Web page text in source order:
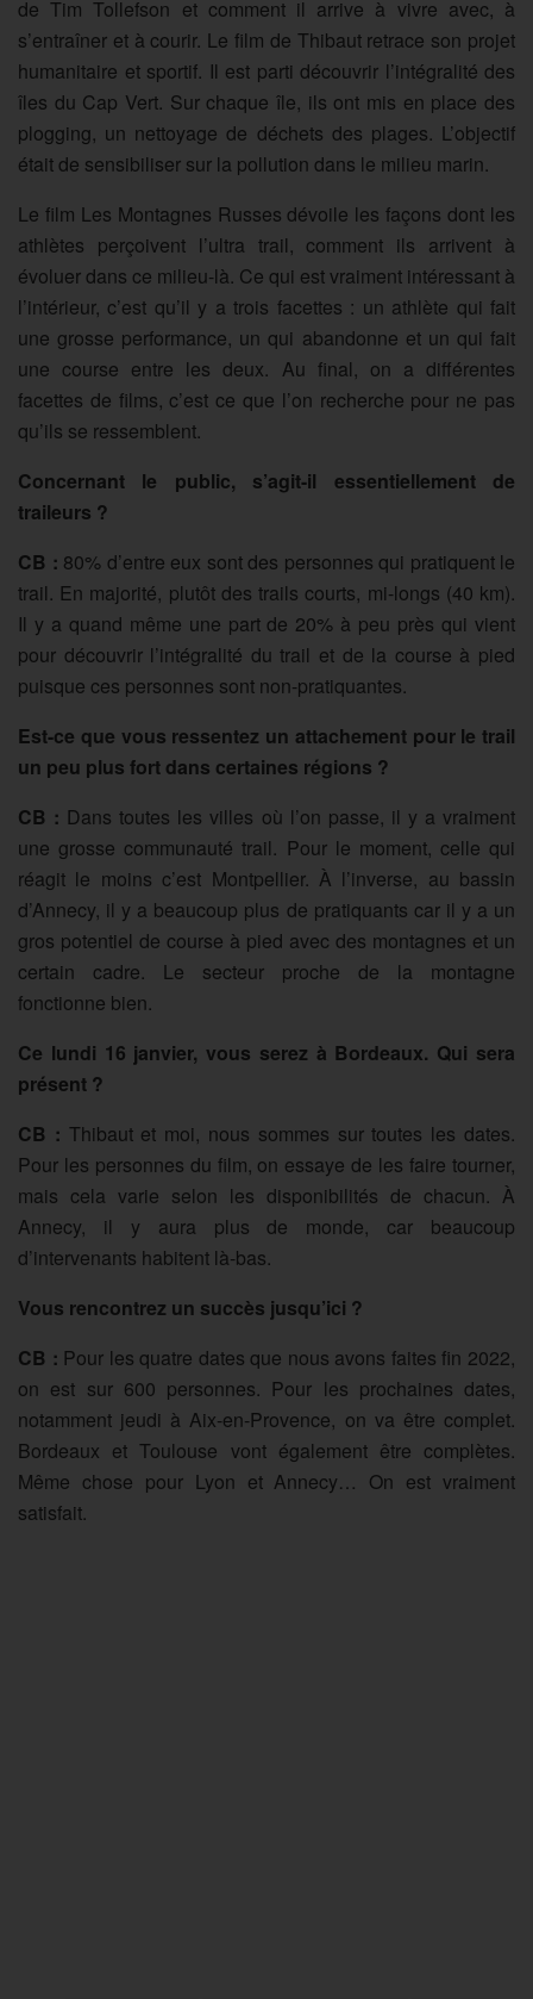
de Tim Tollefson et comment il arrive à vivre avec, à
s’entraîner et à courir. Le film de Thibaut retrace son projet
humanitaire et sportif. Il est parti découvrir l’intégralité des
îles du Cap Vert. Sur chaque île, ils ont mis en place des
plogging, un nettoyage de déchets des plages. L’objectif
était de sensibiliser sur la pollution dans le milieu marin.
Le film Les Montagnes Russes dévoile les façons dont les
athlètes perçoivent l’ultra trail, comment ils arrivent à
évoluer dans ce milieu-là. Ce qui est vraiment intéressant à
l’intérieur, c’est qu’il y a trois facettes : un athlète qui fait
une grosse performance, un qui abandonne et un qui fait
une course entre les deux. Au final, on a différentes
facettes de films, c’est ce que l’on recherche pour ne pas
qu’ils se ressemblent.
Concernant le public, s’agit-il essentiellement de
traileurs ?
CB : 80% d’entre eux sont des personnes qui pratiquent le
trail. En majorité, plutôt des trails courts, mi-longs (40 km).
Il y a quand même une part de 20% à peu près qui vient
pour découvrir l’intégralité du trail et de la course à pied
puisque ces personnes sont non-pratiquantes.
Est-ce que vous ressentez un attachement pour le trail
un peu plus fort dans certaines régions ?
CB : Dans toutes les villes où l’on passe, il y a vraiment
une grosse communauté trail. Pour le moment, celle qui
réagit le moins c’est Montpellier. À l’inverse, au bassin
d’Annecy, il y a beaucoup plus de pratiquants car il y a un
gros potentiel de course à pied avec des montagnes et un
certain cadre. Le secteur proche de la montagne
fonctionne bien.
Ce lundi 16 janvier, vous serez à Bordeaux. Qui sera
présent ?
CB : Thibaut et moi, nous sommes sur toutes les dates.
Pour les personnes du film, on essaye de les faire tourner,
mais cela varie selon les disponibilités de chacun. À
Annecy, il y aura plus de monde, car beaucoup
d’intervenants habitent là-bas.
Vous rencontrez un succès jusqu’ici ?
CB : Pour les quatre dates que nous avons faites fin 2022,
on est sur 600 personnes. Pour les prochaines dates,
notamment jeudi à Aix-en-Provence, on va être complet.
Bordeaux et Toulouse vont également être complètes.
Même chose pour Lyon et Annecy… On est vraiment
satisfait.